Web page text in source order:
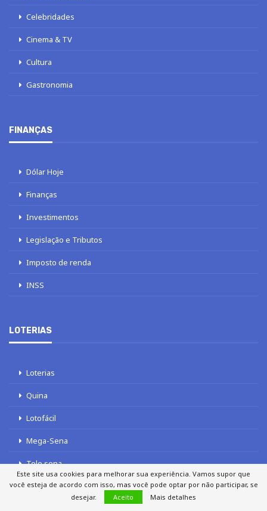
Celebridades
Cinema & TV
Cultura
Gastronomia
FINANÇAS
Dólar Hoje
Finanças
Investimentos
Legislação e Tributos
Imposto de renda
INSS
LOTERIAS
Loterias
Quina
Lotofácil
Mega-Sena
Tele sena
Este site usa cookies para melhorar sua experiência. Vamos supor que
você esteja de acordo com isso, mas você pode optar por não participar, se
desejar.
Aceito Mais detalhes